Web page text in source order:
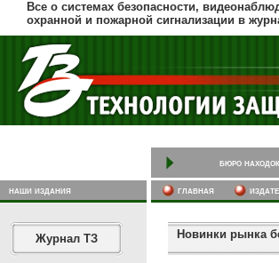
Все о системах безопасности,
охранной и пожарной сигнализации в
бюро находок
наши издания главная
Журнал ТЗ Новинки рынка